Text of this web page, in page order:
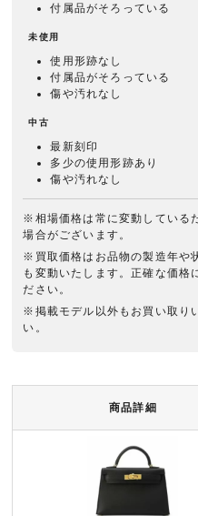
付属品がそろっている
未使用
使用形跡なし
付属品がそろっている
傷や汚れなし
中古
最新刻印
多少の使用形跡あり
傷や汚れなし
※相場価格は常に変動している
場合がございます。
※買取価格はお品物の製造年や
も変動いたします。正確な価格
ださい。
※掲載モデル以外もお買い取り
い。
商品詳細